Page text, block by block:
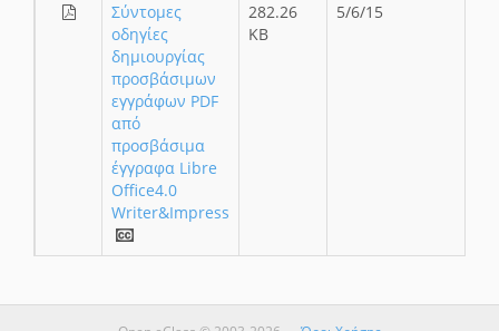
Σύντομες
οδηγίες
δημιουργίας
προσβάσιμων
εγγράφων PDF
από
προσβάσιμα
έγγραφα Libre
Office4.0
Writer&Impress
282.26
KB
5/6/15